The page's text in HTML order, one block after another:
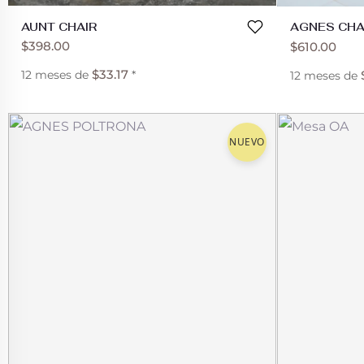
AUNT CHAIR
$398.00
12 meses de $33.17 *
AGNES
$610.00
12 meses de
NUEVO